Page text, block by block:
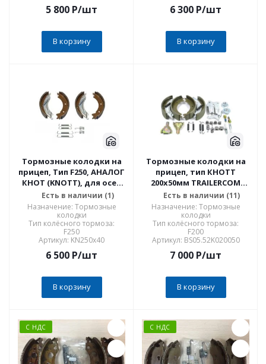
5 800 P/шт
В корзину
6 300 P/шт
В корзину
Тормозные колодки на
прицеп, Тип F250, АНАЛОГ
КНОТ (KNOTT), для осей
г/п 1800 кг, комплект на
одну ось
Есть в наличии (1)
Назначение: Тормозные
колодки
Тип колёсного тормоза:
F250
Артикул: KN250х40
6 500 P/шт
В корзину
Тормозные колодки на
прицеп, тип КНОТТ
200x50мм TRAILERCOM
1063 SUPER SET,
расширенный комплект
на одну ось
Есть в наличии (11)
Назначение: Тормозные
колодки
Тип колёсного тормоза:
F200
Артикул: BS05.52K020050
7 000 P/шт
В корзину
С НДС С НДС